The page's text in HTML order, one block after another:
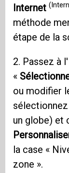
Internet
méthode
étape de la
2. Passez à
«
ou modifier
sélectionnez
un globe) et
la case «
zone ».